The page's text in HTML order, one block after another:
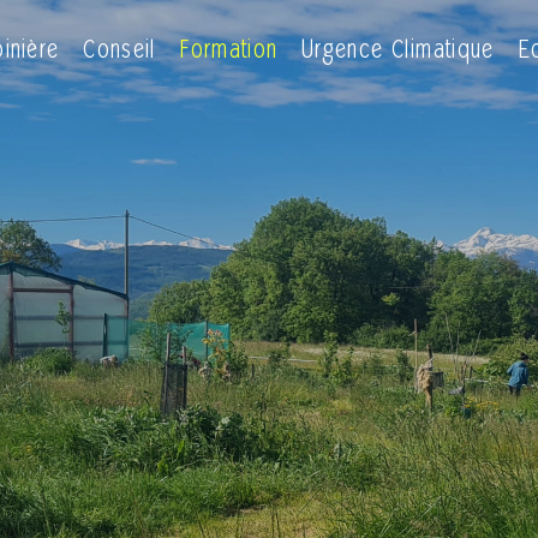
Conseil Formation Urgence Climatique